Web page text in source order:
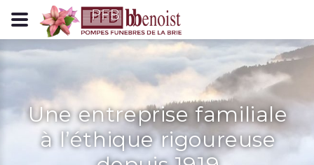
Panneau de gestion des cookies
Une entreprise familiale
à l’éthique rigoureuse